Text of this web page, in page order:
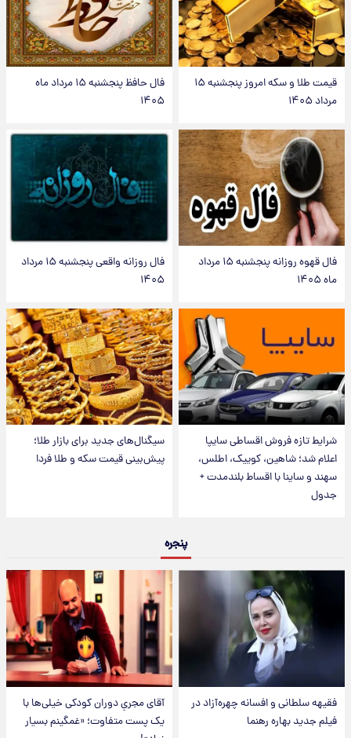
قیمت طلا و سکه امروز پنجشنبه ۱۵
مرداد ۱۴۰۵
فال حافظ پنجشنبه ۱۵ مرداد ماه
۱۴۰۵
فال قهوه روزانه پنجشنبه ۱۵ مرداد
ماه ۱۴۰۵
فال روزانه واقعی پنجشنبه ۱۵ مرداد
۱۴۰۵
شرایط تازه فروش اقساطی سایپا
اعلام شد؛ شاهین، کوییک، اطلس،
سهند و ساینا با اقساط بلندمدت +
جدول
سیگنال‌های جدید برای بازار طلا؛
پیش‌بینی قیمت سکه و طلا فردا
پنجره
فقیهه سلطانی و افسانه چهره‌آزاد در
فیلم جدید بهاره رهنما
آقای مجریِ دوران کودکی خیلی‌ها با
یک پست متفاوت؛ «غمگینم بسیار